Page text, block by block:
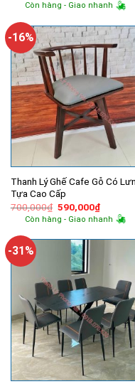
là:
tại
Còn hàng - Giao nhanh
-16%
Thanh Lý Ghế Cafe Gỗ Có
Tựa Cao Cấp
700,000₫ Giá
gốc
là:
590,000₫Giá
hiện
tại
Còn hàng - Giao nhanh
-31%